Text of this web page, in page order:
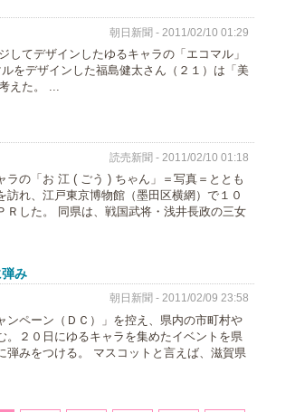
朝日新聞 - 2011/02/10 01:29
てデザインしたゆるキャラの「エコマル」
をデザインした福島健太さん（２１）は「美
えた。 ...
読売新聞 - 2011/02/10 01:18
の「お 江 ( ごう ) ちゃん」＝写真＝ととも
れ、江戸東京博物館（墨田区横網）で１０
Ｒした。 同県は、戦国武将・浅井長政の三女
み
朝日新聞 - 2011/02/09 23:58
ンペーン（ＤＣ）」を控え、県内の市町村や
。２０日にゆるキャラを集めたイベントを県
みをつける。 マスコットと言えば、滋賀県